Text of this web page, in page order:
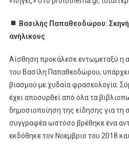
Βασιλής Παπαθεοδώρου: Σκηνή
ανήλικους
Αίσθηση προκάλεσε εντωμεταξύ η
του Βασίλη Παπαθεοδώρου,
βιασμού με χυδαία φρασεολογία.
έχει αποσυρθεί από όλα τα
δημοσιοποίηση της είδησης για
συγγραφέα ωστόσο βρέθηκε ένα
εκδόθηκε τον Νοέμβριο του 2018 και